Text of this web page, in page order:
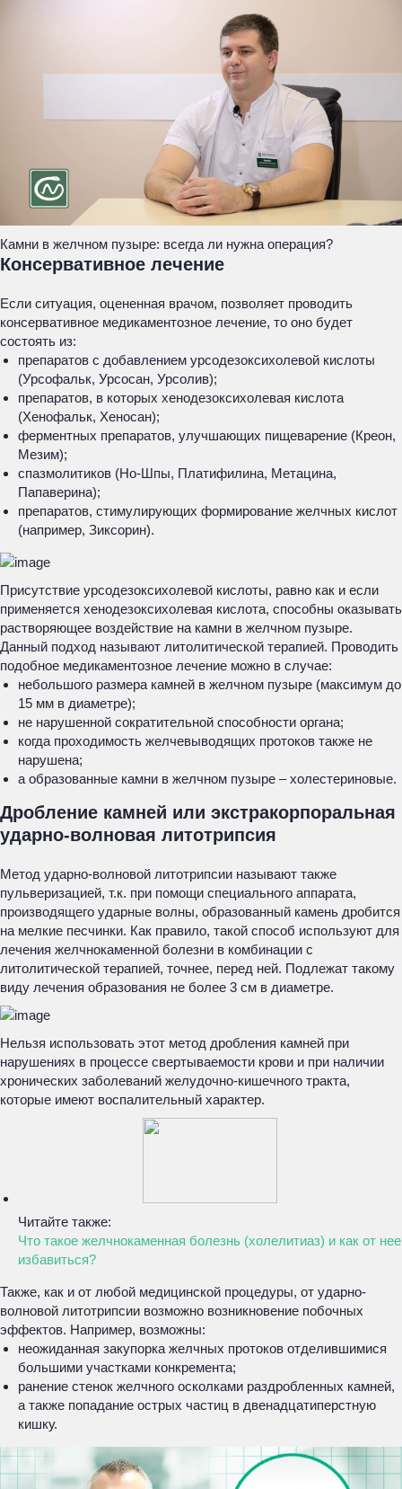
Камни в желчном пузыре: всегда ли нужна операция?
Консервативное лечение
Если ситуация, оцененная врачом, позволяет проводить
консервативное медикаментозное лечение, то оно будет
состоять из:
препаратов с добавлением урсодезоксихолевой кислоты
(Урсофальк, Урсосан, Урсолив);
препаратов, в которых хенодезоксихолевая кислота
(Хенофальк, Хеносан);
ферментных препаратов, улучшающих пищеварение (Креон,
Мезим);
спазмолитиков (Но-Шпы, Платифилина, Метацина,
Папаверина);
препаратов, стимулирующих формирование желчных кислот
(например, Зиксорин).
Присутствие урсодезоксихолевой кислоты, равно как и если
применяется хенодезоксихолевая кислота, способны оказывать
растворяющее воздействие на камни в желчном пузыре.
Данный подход называют литолитической терапией. Проводить
подобное медикаментозное лечение можно в случае:
небольшого размера камней в желчном пузыре (максимум до
15 мм в диаметре);
не нарушенной сократительной способности органа;
когда проходимость желчевыводящих протоков также не
нарушена;
а образованные камни в желчном пузыре – холестериновые.
Дробление камней или экстракорпоральная
ударно-волновая литотрипсия
Метод ударно-волновой литотрипсии называют также
пульверизацией, т.к. при помощи специального аппарата,
производящего ударные волны, образованный камень дробится
на мелкие песчинки. Как правило, такой способ используют для
лечения желчнокаменной болезни в комбинации с
литолитической терапией, точнее, перед ней. Подлежат такому
виду лечения образования не более 3 см в диаметре.
Нельзя использовать этот метод дробления камней при
нарушениях в процессе свертываемости крови и при наличии
хронических заболеваний желудочно-кишечного тракта,
которые имеют воспалительный характер.
Читайте также:
Что такое желчнокаменная болезнь (холелитиаз) и как от нее
избавиться?
Также, как и от любой медицинской процедуры, от ударно-
волновой литотрипсии возможно возникновение побочных
эффектов. Например, возможны:
неожиданная закупорка желчных протоков отделившимися
большими участками конкремента;
ранение стенок желчного осколками раздробленных камней,
а также попадание острых частиц в двенадцатиперстную
кишку.